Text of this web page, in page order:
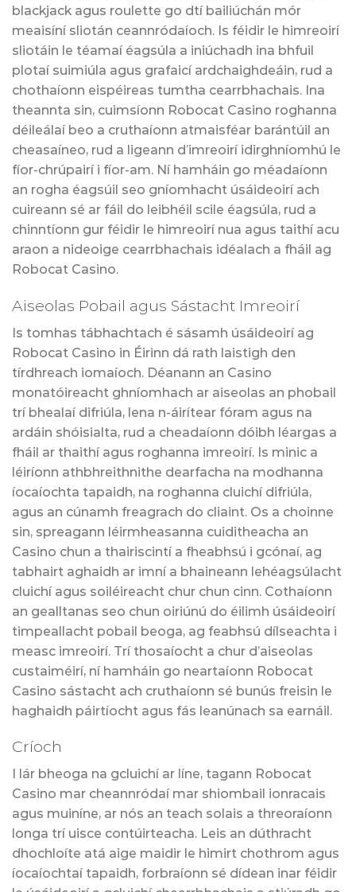
blackjack agus roulette go dtí bailiúchán mór
meaisíní sliotán ceannródaíoch. Is féidir le himreoirí
sliotáin le téamaí éagsúla a iniúchadh ina bhfuil
plotaí suimiúla agus grafaicí ardchaighdeáin, rud a
chothaíonn eispéireas tumtha cearrbhachais. Ina
theannta sin, cuimsíonn Robocat Casino roghanna
déileálaí beo a cruthaíonn atmaisféar barántúil an
cheasaíneo, rud a ligeann d’imreoirí idirghníomhú le
fíor-chrúpairí i fíor-am. Ní hamháin go méadaíonn
an rogha éagsúil seo gníomhacht úsáideoirí ach
cuireann sé ar fáil do leibhéil scile éagsúla, rud a
chinntíonn gur féidir le himreoirí nua agus taithí acu
araon a nideoige cearrbhachais idéalach a fháil ag
Robocat Casino.
Aiseolas Pobail agus Sástacht Imreoirí
Is tomhas tábhachtach é sásamh úsáideoirí ag
Robocat Casino in Éirinn dá rath laistigh den
tírdhreach iomaíoch. Déanann an Casino
monatóireacht ghníomhach ar aiseolas an phobail
trí bhealaí difriúla, lena n-áirítear fóram agus na
ardáin shóisialta, rud a cheadaíonn dóibh léargas a
fháil ar thaithí agus roghanna imreoirí. Is minic a
léiríonn athbhreithnithe dearfacha na modhanna
íocaíochta tapaidh, na roghanna cluichí difriúla,
agus an cúnamh freagrach do cliaint. Os a choinne
sin, spreagann léirmheasanna cuiditheacha an
Casino chun a thairiscintí a fheabhsú i gcónaí, ag
tabhairt aghaidh ar imní a bhaineann lehéagsúlacht
cluichí agus soiléireacht chur chun cinn. Cothaíonn
an gealltanas seo chun oiriúnú do éilimh úsáideoirí
timpeallacht pobail beoga, ag feabhsú dílseachta i
measc imreoirí. Trí thosaíocht a chur d’aiseolas
custaiméirí, ní hamháin go neartaíonn Robocat
Casino sástacht ach cruthaíonn sé bunús freisin le
haghaidh páirtíocht agus fás leanúnach sa earnáil.
Críoch
I lár bheoga na gcluichí ar líne, tagann Robocat
Casino mar cheannródaí mar shiombail ionracais
agus muiníne, ar nós an teach solais a threoraíonn
longa trí uisce contúirteacha. Leis an dúthracht
dhochloíte atá aige maidir le himirt chothrom agus
íocaíochtaí tapaidh, forbraíonn sé dídean inar féidir